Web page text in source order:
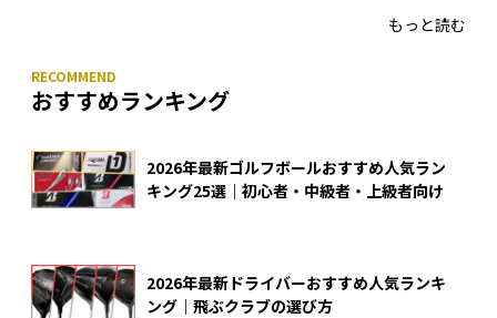
もっと読む
おすすめランキング
2026年最新ゴルフボールおすすめ人気ラン
キング25選｜初心者・中級者・上級者向け
2026年最新ドライバーおすすめ人気ランキ
ング｜飛ぶクラブの選び方